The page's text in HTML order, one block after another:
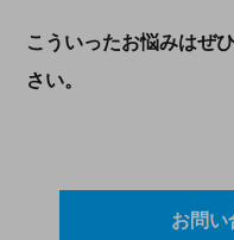
こういったお悩みはぜ
さい。
お問い